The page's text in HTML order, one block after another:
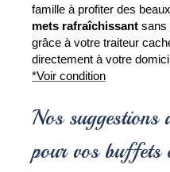
mets rafraîchissant sans
grâce à votre traiteur
directement à votre
*Voir condition
Nos
pour vos buffets